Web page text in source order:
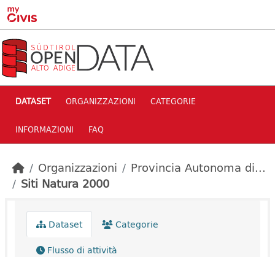
Skip to main content
DATASET ORGANIZZAZIONI CATEGORIE
INFORMAZIONI FAQ
Organizzazioni
Provincia Autonoma di...
Siti Natura 2000
Dataset
Categorie
Flusso di attività